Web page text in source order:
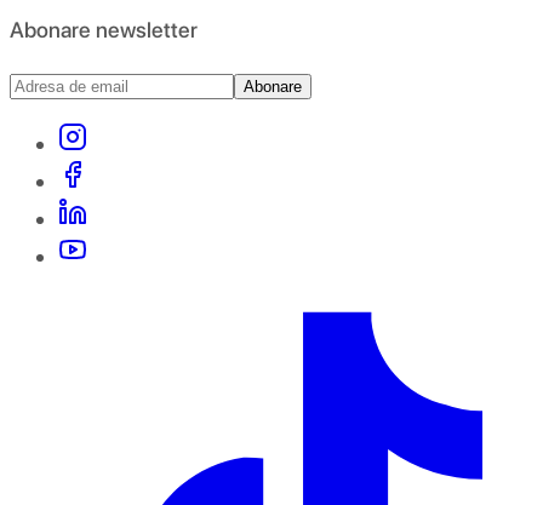
Abonare newsletter
Abonare